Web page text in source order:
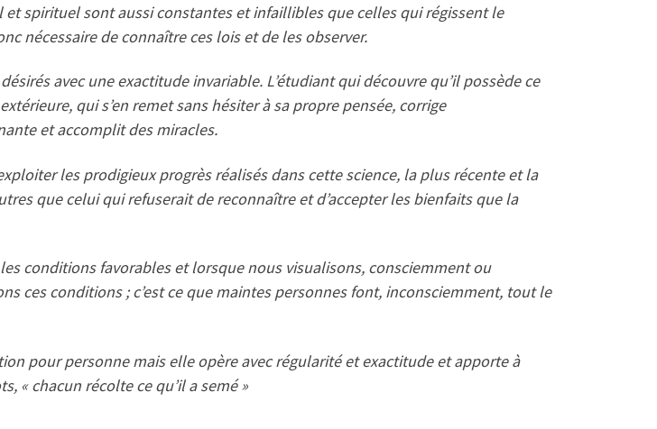
spirituel sont aussi constantes et infaillibles que celles qui régissent le
nécessaire de connaître ces lois et de les observer.
avec une exactitude invariable. L’étudiant qui découvre qu’il possède ce
qui s’en remet sans hésiter à sa propre pensée, corrige
et accomplit des miracles.
les prodigieux progrès réalisés dans cette science, la plus récente et la
que celui qui refuserait de reconnaître et d’accepter les bienfaits que la
conditions favorables et lorsque nous visualisons, consciemment ou
ces conditions ; c’est ce que maintes personnes font, inconsciemment, tout le
pour personne mais elle opère avec régularité et exactitude et apporte à
« chacun récolte ce qu’il a semé »